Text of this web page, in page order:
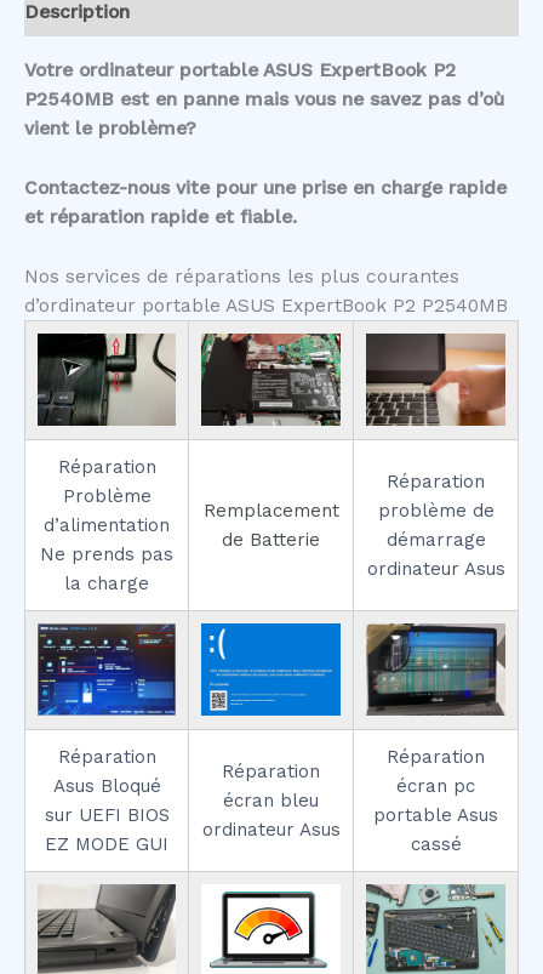
Description
Votre ordinateur portable ASUS ExpertBook P2
P2540MB est en panne mais vous ne savez pas d’où
vient le problème?
Contactez-nous vite pour une prise en charge rapide
et réparation rapide et fiable.
Nos services de réparations les plus courantes
d’ordinateur portable ASUS ExpertBook P2 P2540MB
Réparation
Problème
d’alimentation
Ne prends pas
la charge
Remplacement
de Batterie
Réparation
problème de
démarrage
ordinateur Asus
Réparation
Asus Bloqué
sur UEFI BIOS
EZ MODE GUI
Réparation
écran bleu
ordinateur Asus
Réparation
écran pc
portable Asus
cassé